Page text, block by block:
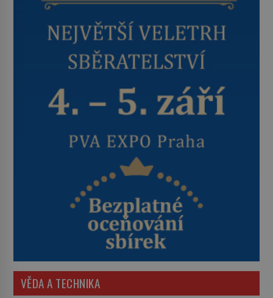
VĚDA A TECHNIKA